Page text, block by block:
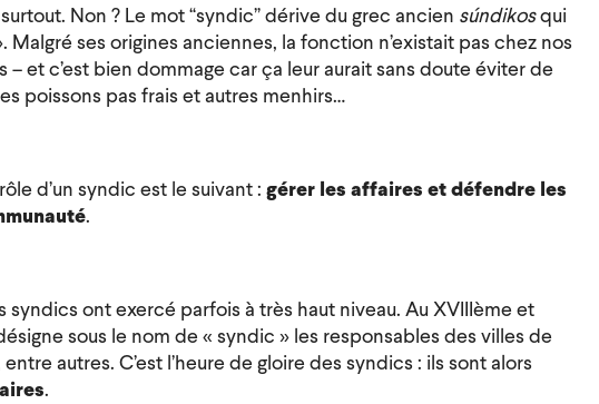
Non ? Le mot “syndic” dérive du grec ancien súndikosqui
Malgré ses origines anciennes, la fonction n’existait pas chez nos
– et c’est bien dommage car ça leur aurait sans doute éviter de
poissons pas frais et autres menhirs…
d’un syndic est le suivant : gérer les affaires et défendre les
.
syndics ont exercé parfois à très haut niveau. Au XVIIIème et
sous le nom de « syndic » les responsables des villes de
autres. C’est l’heure de gloire des syndics : ils sont alors
.